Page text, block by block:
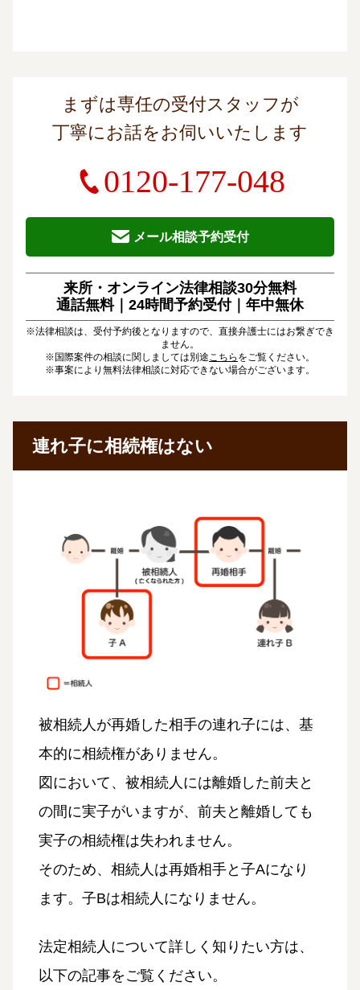
まずは専任の受付スタッフが
丁寧にお話をお伺いいたします
0120-177-048
メール相談予約受付
来所・オンライン法律相談30分無料
通話無料｜24時間予約受付｜ 年中無休
※法律相談は、受付予約後となりますので、直接弁護士にはお繋ぎでき
ません。
※国際案件の相談に関しましては別途 こちら をご覧ください。
※事案により無料法律相談に対応できない場合がございます。
連れ子に相続権はない
被相続人が再婚した相手の連れ子には、基
本的に相続権がありません。
図において、被相続人には離婚した前夫と
の間に実子がいますが、前夫と離婚しても
実子の相続権は失われません。
そのため、相続人は再婚相手と子Aになり
ます。子Bは相続人になりません。
法定相続人について詳しく知りたい方は、
以下の記事をご覧ください。